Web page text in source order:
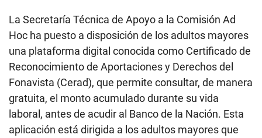
La Secretaría Técnica de Apoyo a la Comisión Ad
Hoc ha puesto a disposición de los adultos mayores
una plataforma digital conocida como Certificado de
Reconocimiento de Aportaciones y Derechos del
Fonavista (Cerad), que permite consultar, de manera
gratuita, el monto acumulado durante su vida
laboral, antes de acudir al Banco de la Nación. Esta
aplicación está dirigida a los adultos mayores que